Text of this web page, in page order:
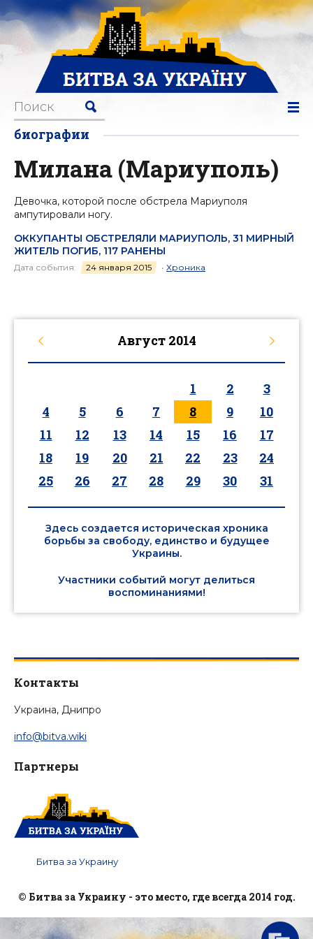
биографии
Милана (Мариуполь)
Девочка, которой после обстрела Мариуполя
ампутировали ногу.
ОККУПАНТЫ ОБСТРЕЛЯЛИ МАРИУПОЛЬ, 31 МИРНЫЙ
ЖИТЕЛЬ ПОГИБ, 117 РАНЕНЫ
Дата события: 24 января 2015 • Хроника
Август 2014
1 2
3
4
5 6 7 8 9
10
11
12 13 14 15 16
17
18
19 20 21 22 23
24
25
26 27 28 29 30 31
Здесь создается историческая хроника
борьбы за свободу, единство и будущее
Украины.
Участники событий могут делиться
воспоминаниями!
Контакты
Украина, Днипро
info@bitva.wiki
Партнеры
Битва за Украину
© Битва за Украину - это место, где всегда 2014 год.